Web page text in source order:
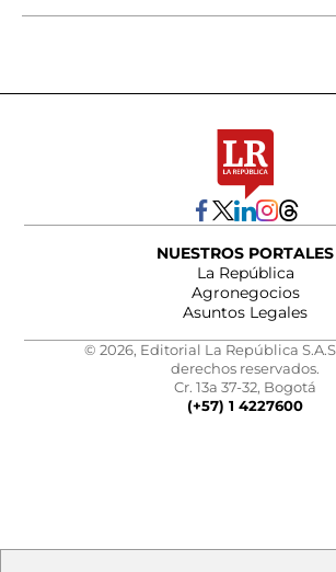
NUESTROS PORTALES
La República
Agronegocios
Asuntos Legales
© 2026, Editorial La República
derechos reservados.
Cr. 13a 37-32, Bogotá
(+57) 1 4227600